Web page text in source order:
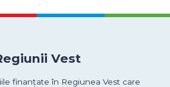
Vest
finanțate în Regiunea Vest care